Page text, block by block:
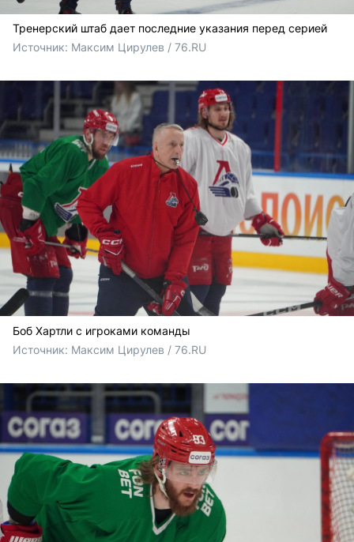
Тренерский штаб дает последние указания перед серией
Источник: Максим Цирулев / 76.RU
Боб Хартли с игроками команды
Источник: Максим Цирулев / 76.RU